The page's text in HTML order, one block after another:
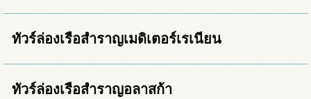
ทัวร์ล่องเรือสำราญเมดิเตอร์เรเนียน
ทัวร์ล่องเรือสำราญอลาสก้า